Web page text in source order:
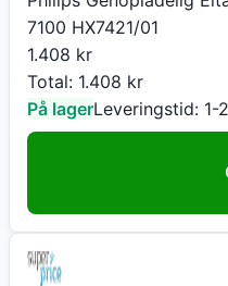
7100 HX7421/01
1.408 kr
Total: 1.408 kr
På lagerLeveringstid: 1-